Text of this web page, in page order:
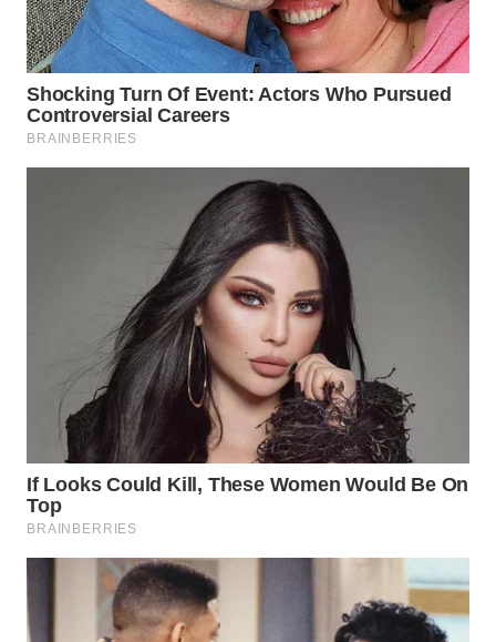
WN
PRIANGAN
TIMUR
WN
SEMARANG
BOROBUDUR
WN
MADURA
WN
SURABAYA